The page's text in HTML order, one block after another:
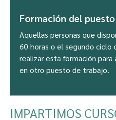
Formación del
Aquellas personas que
60 horas o el segundo ciclo
realizar esta formación
en otro puesto de trabajo.
IMPARTIMOS